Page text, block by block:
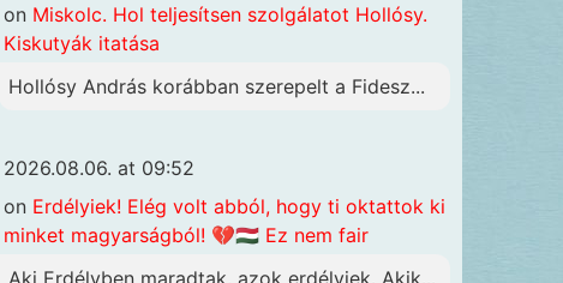
on Miskolc. Hol teljesítsen szolgálatot Hollósy.
Kiskutyák itatása
Hollósy András korábban szerepelt a Fidesz...
2026.08.06. at 09:52
on Erdélyiek! Elég volt abból, hogy ti oktattok ki
minket magyarságból! 💔🇭🇺 Ez nem fair
Aki Erdélyben maradtak, azok erdélyiek. Akik...